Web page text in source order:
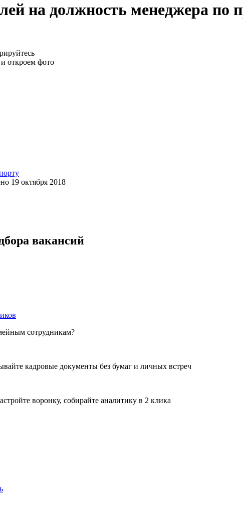
на должность менеджера по
откроем фото
19 октября 2018
вакансий
сотрудникам?
кадровые документы без бумаг и личных встреч
воронку, собирайте аналитику в 2 клика